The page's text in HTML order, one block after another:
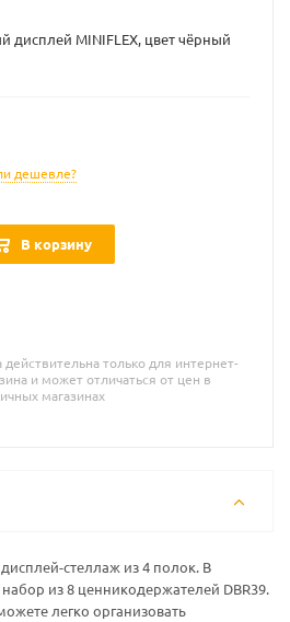
дисплей MINIFLEX, цвет чёрный
дешевле?
В корзину
действительна только для интернет-
и может отличаться от цен в
магазинах
стеллаж из 4 полок. В
из 8 ценникодержателей DBR39.
легко организовать